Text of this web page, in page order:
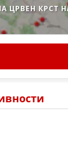
ЦРВЕН КРСТ